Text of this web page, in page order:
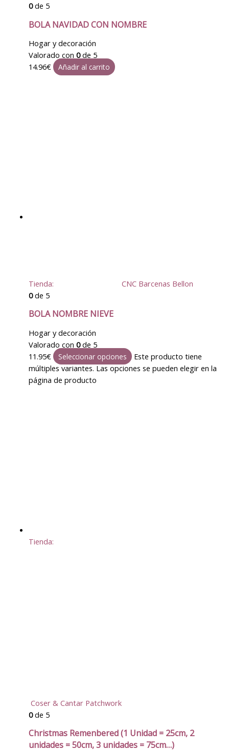
0de 5
BOLA NAVIDAD CON NOMBRE
Hogar y decoración
Valorado con 0de 5
14.96€ Añadir al carrito
Tienda:
CNC Barcenas Bellon
0de 5
BOLA NOMBRE NIEVE
Hogar y decoración
Valorado con 0de 5
11.95€ Seleccionar opciones
Este producto tiene
múltiples variantes. Las opciones se pueden elegir en la
página de producto
Tienda:
Coser & Cantar Patchwork
0de 5
Christmas Remenbered (1 Unidad = 25cm, 2
unidades = 50cm, 3 unidades = 75cm…)